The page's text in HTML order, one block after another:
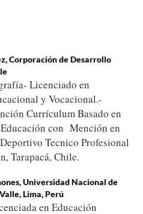
Corporación de Desarrollo
Licenciado en
y Vocacional.-
Currículum Basado en
con Mención en
Tecnico Profesional
Tarapacá, Chile.
Universidad Nacional de
Lima, Perú
en Educación